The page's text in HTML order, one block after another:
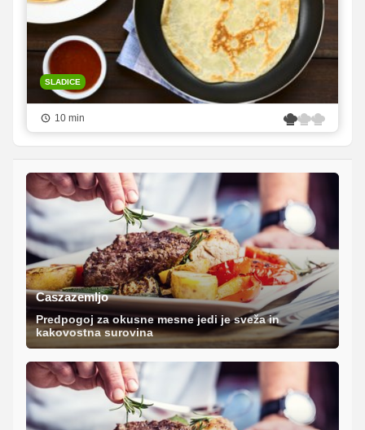
SLADICE
10 min
Caszazemljo
Predpogoj za okusne mesne jedi je sveža in
kakovostna surovina